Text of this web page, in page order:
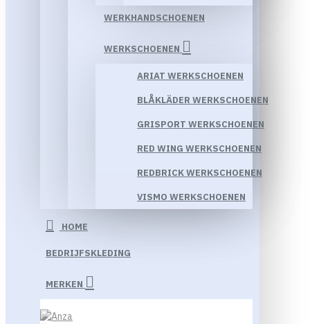
WERKHANDSCHOENEN
WERKSCHOENEN
ARIAT WERKSCHOENEN
BLÅKLÄDER WERKSCHOENEN
GRISPORT WERKSCHOENEN
RED WING WERKSCHOENEN
REDBRICK WERKSCHOENEN
VISMO WERKSCHOENEN
HOME
BEDRIJFSKLEDING
MERKEN